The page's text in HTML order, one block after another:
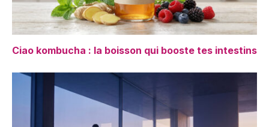
Ciao kombucha : la boisson qui booste tes intestins